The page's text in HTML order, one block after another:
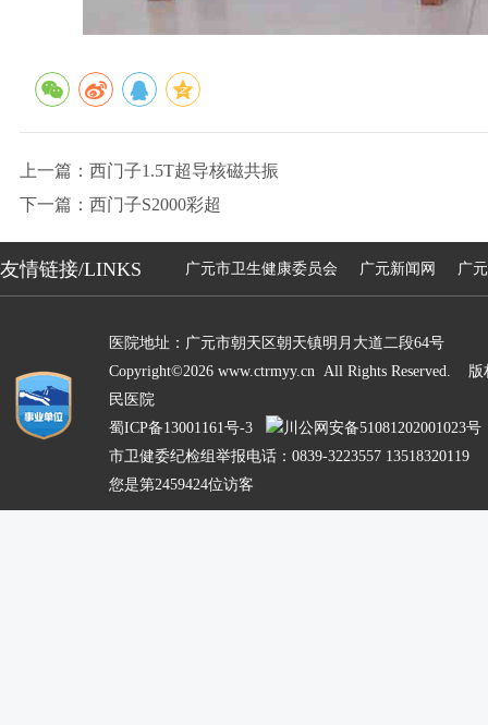
上一篇：西门子1.5T超导核磁共振
下一篇：西门子S2000彩超
友情链接/LINKS 广元市卫生健康委员会 广元新闻网 广
医院地址：广元市朝天区朝天镇明月大道二段64号
Copyright©2026 www.ctrmyy.cn All Rights Reserved.
民医院
蜀ICP备13001161号-3
川公网安备51081202001023号
市卫健委纪检组举报电话：0839-3223557 13518320119
您是第2459424位访客